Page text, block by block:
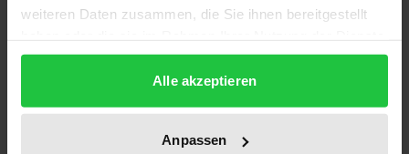
weiteren Daten zusammen, die Sie ihnen bereitgestellt
gesammelt haben.
Alle akzeptieren
Anpassen
Bundesfachplanung muss ihre
Entscheidungsgrundlagen unter schwierigen
Bedingungen zusammenstellen. In ihrem